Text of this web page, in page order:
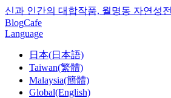
신과 인간의 대합작품, 월명동 자연성전
BlogCafe
Language
日本(日本語)
Taiwan(繁體)
Malaysia(簡體)
Global(English)